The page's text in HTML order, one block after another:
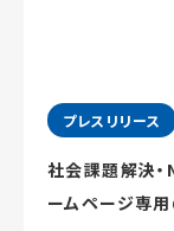
プレスリリース
社会課題解決・
ームページ専